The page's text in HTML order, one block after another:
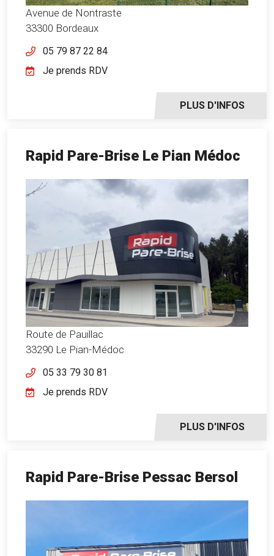
Avenue de Nontraste
33300 Bordeaux
05 79 87 22 84
PLUS D'INFOS
Je prends RDV
Rapid Pare-Brise Le Pian Médoc
Route de Pauillac
33290 Le Pian-Médoc
05 33 79 30 81
PLUS D'INFOS
Je prends RDV
Rapid Pare-Brise Pessac Bersol